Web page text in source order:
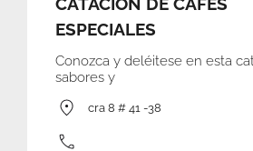
ESPECIALES
Conozca y deléitese en esta
sabores y
cra 8 # 41 -38